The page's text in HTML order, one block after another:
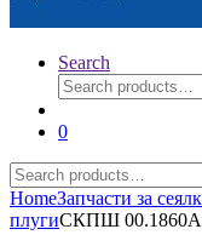
Search
Search
for:
0
Search
for:
HomeЗапчасти за
плугиСКПШ